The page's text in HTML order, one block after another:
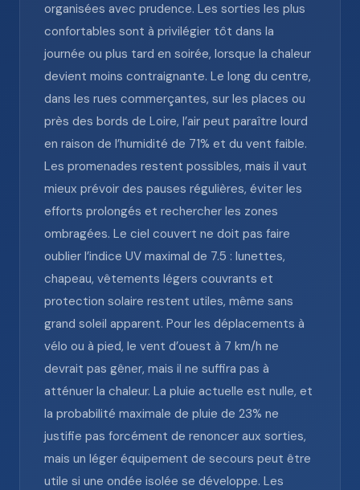
organisées avec prudence. Les sorties les plus
confortables sont à privilégier tôt dans la
journée ou plus tard en soirée, lorsque la chaleur
devient moins contraignante. Le long du centre,
dans les rues commerçantes, sur les places ou
près des bords de Loire, l’air peut paraître lourd
en raison de l’humidité de 71% et du vent faible.
Les promenades restent possibles, mais il vaut
mieux prévoir des pauses régulières, éviter les
efforts prolongés et rechercher les zones
ombragées. Le ciel couvert ne doit pas faire
oublier l’indice UV maximal de 7.5 : lunettes,
chapeau, vêtements légers couvrants et
protection solaire restent utiles, même sans
grand soleil apparent. Pour les déplacements à
vélo ou à pied, le vent d’ouest à 7 km/h ne
devrait pas gêner, mais il ne suffira pas à
atténuer la chaleur. La pluie actuelle est nulle, et
la probabilité maximale de pluie de 23% ne
justifie pas forcément de renoncer aux sorties,
mais un léger équipement de secours peut être
utile si une ondée isolée se développe. Les